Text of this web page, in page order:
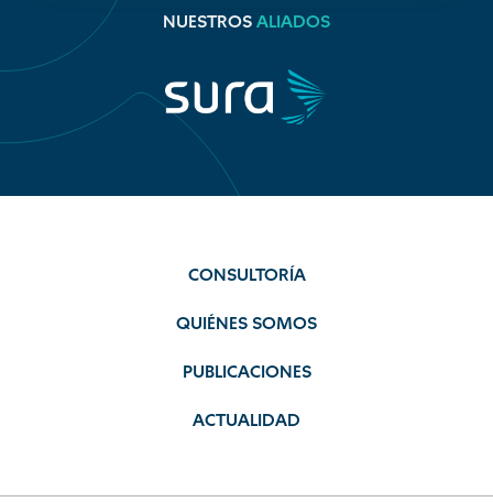
NUESTROS ALIADOS
CONSULTORÍA
QUIÉNES SOMOS
PUBLICACIONES
ACTUALIDAD